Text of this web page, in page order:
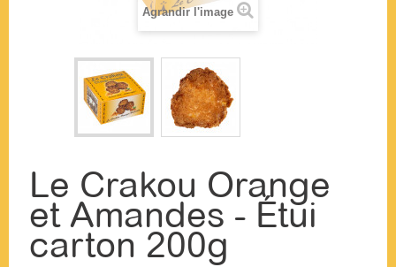
Agrandir l'image
Le Crakou Orange
et Amandes - Étui
carton 200g